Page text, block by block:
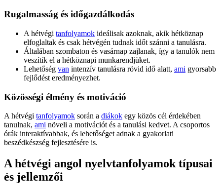
Rugalmasság és időgazdálkodás
A hétvégi tanfolyamok ideálisak azoknak, akik hétköznap
elfoglaltak és csak hétvégén tudnak időt szánni a tanulásra.
Általában szombaton és vasárnap zajlanak, így a tanulók nem
veszítik el a hétköznapi munkarendjüket.
Lehetőség van intenzív tanulásra rövid idő alatt, ami gyorsabb
fejlődést eredményezhet.
Közösségi élmény és motiváció
A hétvégi tanfolyamok során a diákok egy közös cél érdekében
tanulnak, ami növeli a motivációt és a tanulási kedvet. A csoportos
órák interaktívabbak, és lehetőséget adnak a gyakorlati
beszédkészség fejlesztésére is.
A hétvégi angol nyelvtanfolyamok típusai
és jellemzői